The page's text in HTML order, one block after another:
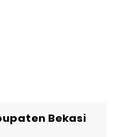
Bekasi